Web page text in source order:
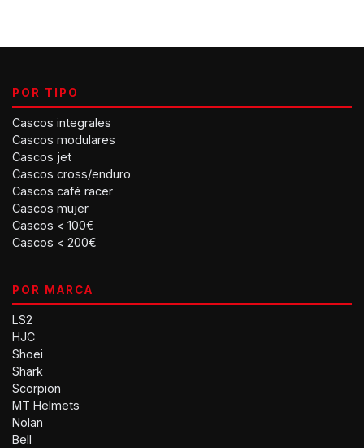
POR TIPO
Cascos integrales
Cascos modulares
Cascos jet
Cascos cross/enduro
Cascos café racer
Cascos mujer
Cascos < 100€
Cascos < 200€
POR MARCA
LS2
HJC
Shoei
Shark
Scorpion
MT Helmets
Nolan
Bell